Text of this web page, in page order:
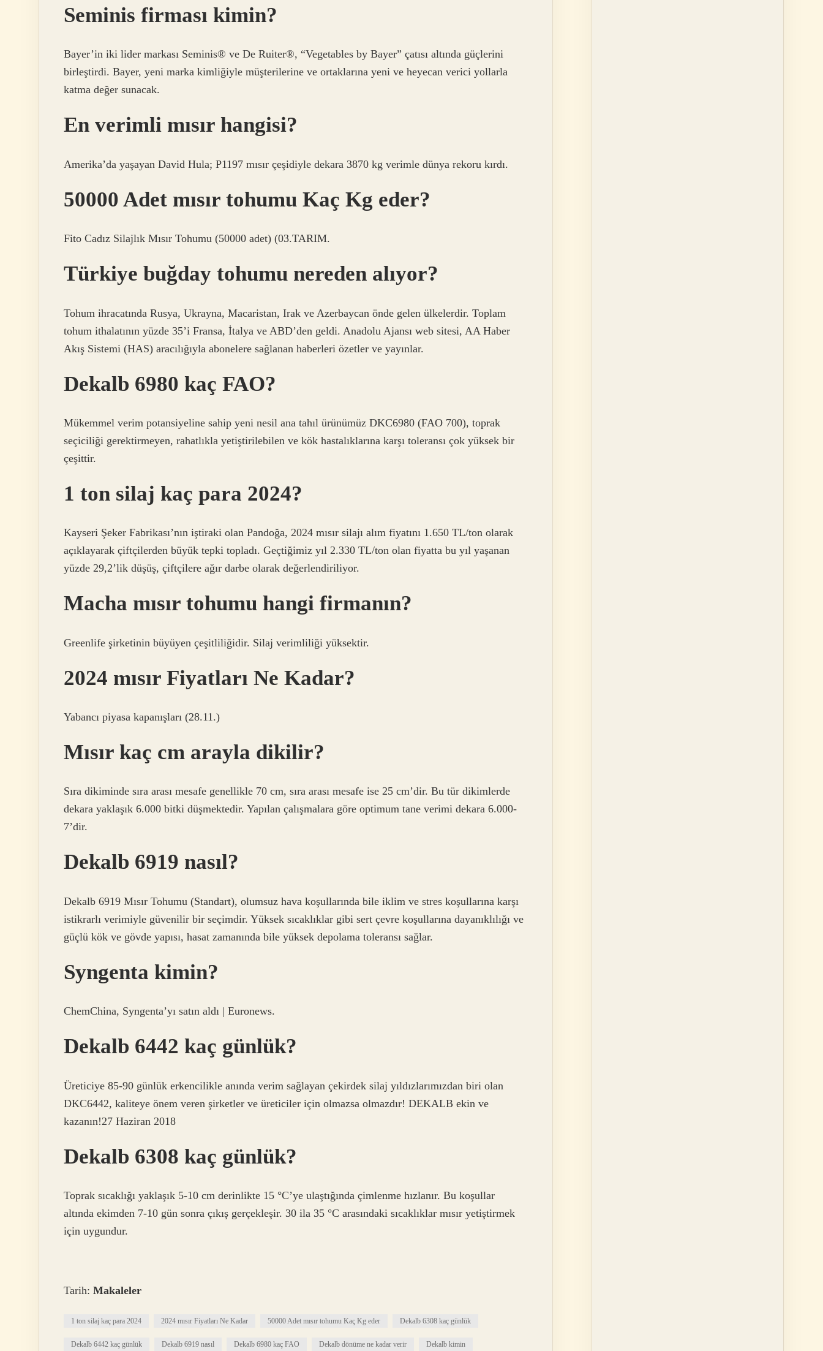
Seminis firması kimin?
Bayer’in iki lider markası Seminis® ve De Ruiter®, “Vegetables by Bayer” çatısı altında güçlerini
birleştirdi. Bayer, yeni marka kimliğiyle müşterilerine ve ortaklarına yeni ve heyecan verici yollarla
katma değer sunacak.
En verimli mısır hangisi?
Amerika’da yaşayan David Hula; P1197 mısır çeşidiyle dekara 3870 kg verimle dünya rekoru kırdı.
50000 Adet mısır tohumu Kaç Kg eder?
Fito Cadız Silajlık Mısır Tohumu (50000 adet) (03.TARIM.
Türkiye buğday tohumu nereden alıyor?
Tohum ihracatında Rusya, Ukrayna, Macaristan, Irak ve Azerbaycan önde gelen ülkelerdir. Toplam
tohum ithalatının yüzde 35’i Fransa, İtalya ve ABD’den geldi. Anadolu Ajansı web sitesi, AA Haber
Akış Sistemi (HAS) aracılığıyla abonelere sağlanan haberleri özetler ve yayınlar.
Dekalb 6980 kaç FAO?
Mükemmel verim potansiyeline sahip yeni nesil ana tahıl ürünümüz DKC6980 (FAO 700), toprak
seçiciliği gerektirmeyen, rahatlıkla yetiştirilebilen ve kök hastalıklarına karşı toleransı çok yüksek bir
çeşittir.
1 ton silaj kaç para 2024?
Kayseri Şeker Fabrikası’nın iştiraki olan Pandoğa, 2024 mısır silajı alım fiyatını 1.650 TL/ton olarak
açıklayarak çiftçilerden büyük tepki topladı. Geçtiğimiz yıl 2.330 TL/ton olan fiyatta bu yıl yaşanan
yüzde 29,2’lik düşüş, çiftçilere ağır darbe olarak değerlendiriliyor.
Macha mısır tohumu hangi firmanın?
Greenlife şirketinin büyüyen çeşitliliğidir. Silaj verimliliği yüksektir.
2024 mısır Fiyatları Ne Kadar?
Yabancı piyasa kapanışları (28.11.)
Mısır kaç cm arayla dikilir?
Sıra dikiminde sıra arası mesafe genellikle 70 cm, sıra arası mesafe ise 25 cm’dir. Bu tür dikimlerde
dekara yaklaşık 6.000 bitki düşmektedir. Yapılan çalışmalara göre optimum tane verimi dekara 6.000-
7’dir.
Dekalb 6919 nasıl?
Dekalb 6919 Mısır Tohumu (Standart), olumsuz hava koşullarında bile iklim ve stres koşullarına karşı
istikrarlı verimiyle güvenilir bir seçimdir. Yüksek sıcaklıklar gibi sert çevre koşullarına dayanıklılığı ve
güçlü kök ve gövde yapısı, hasat zamanında bile yüksek depolama toleransı sağlar.
Syngenta kimin?
ChemChina, Syngenta’yı satın aldı | Euronews.
Dekalb 6442 kaç günlük?
Üreticiye 85-90 günlük erkencilikle anında verim sağlayan çekirdek silaj yıldızlarımızdan biri olan
DKC6442, kaliteye önem veren şirketler ve üreticiler için olmazsa olmazdır! DEKALB ekin ve
kazanın!27 Haziran 2018
Dekalb 6308 kaç günlük?
Toprak sıcaklığı yaklaşık 5-10 cm derinlikte 15 °C’ye ulaştığında çimlenme hızlanır. Bu koşullar
altında ekimden 7-10 gün sonra çıkış gerçekleşir. 30 ila 35 °C arasındaki sıcaklıklar mısır yetiştirmek
için uygundur.
Tarih: Makaleler
1 ton silaj kaç para 2024 2024 mısır Fiyatları Ne Kadar 50000 Adet mısır tohumu Kaç Kg eder Dekalb 6308 kaç günlük
Dekalb 6442 kaç günlük Dekalb 6919 nasıl Dekalb 6980 kaç FAO Dekalb dönüme ne kadar verir Dekalb kimin